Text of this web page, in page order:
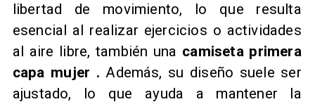
libertad de movimiento, lo que resulta
esencial al realizar ejercicios o actividades
al aire libre, también una camiseta primera
capa mujer .Además, su diseño suele ser
ajustado, lo que ayuda a mantener la